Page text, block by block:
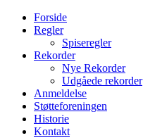
Forside
Regler
Spiseregler
Rekorder
Nye Rekorder
Udgåede rekorder
Anmeldelse
Støtteforeningen
Historie
Kontakt